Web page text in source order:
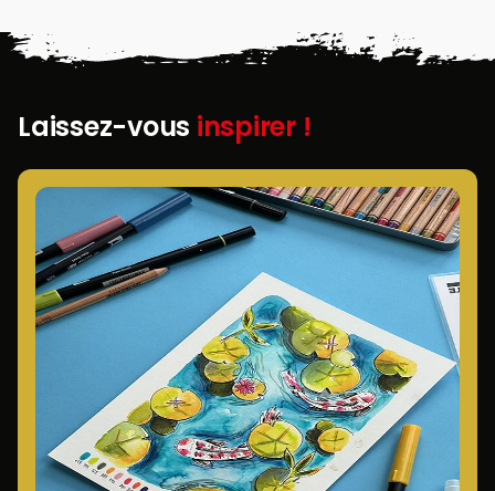
Laissez-vous inspirer !